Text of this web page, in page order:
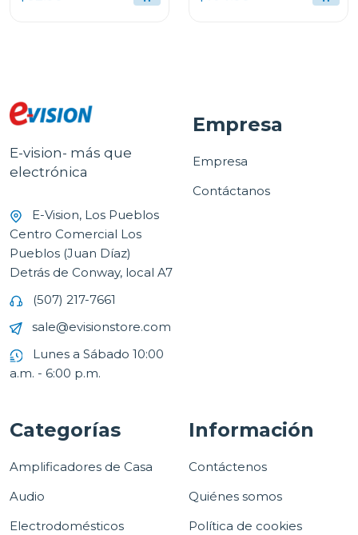
cocinar ke65d
sl2001
E-vision- más que
electrónica
E-Vision, Los Pueblos
Centro Comercial Los
Pueblos (Juan Díaz)
Detrás de Conway, local A7
(507) 217-7661
sale@evisionstore.com
Lunes a Sábado 10:00
a.m. - 6:00 p.m.
Empresa
Empresa
Contáctanos
Categorías
Amplificadores de Casa
Audio
Electrodomésticos
Información
Contáctenos
Quiénes somos
Política de cookies